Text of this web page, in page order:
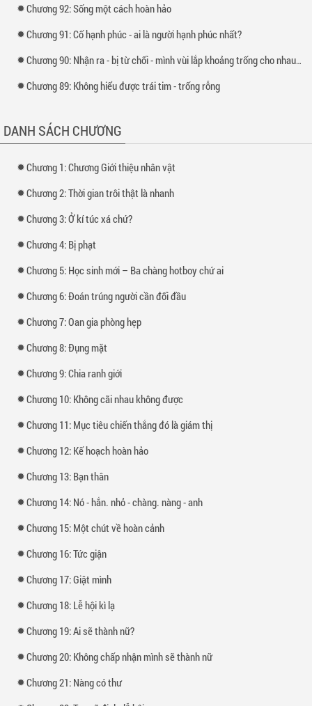
Chương 92: Sống một cách hoàn hảo
Chương 91: Cố hạnh phúc - ai là người hạnh phúc nhất?
Chương 90: Nhận ra - bị từ chối - mình vùi lắp khoảng trống cho nhau nhé
Chương 89: Không hiểu được trái tim - trống rỗng
DANH SÁCH CHƯƠNG
Chương 1: Chương Giới thiệu nhân vật
Chương 2: Thời gian trôi thật là nhanh
Chương 3: Ở kí túc xá chứ?
Chương 4: Bị phạt
Chương 5: Học sinh mới – Ba chàng hotboy chứ ai
Chương 6: Đoán trúng người cần đối đầu
Chương 7: Oan gia phòng hẹp
Chương 8: Đụng mặt
Chương 9: Chia ranh giới
Chương 10: Không cãi nhau không được
Chương 11: Mục tiêu chiến thắng đó là giám thị
Chương 12: Kế hoạch hoàn hảo
Chương 13: Bạn thân
Chương 14: Nó - hắn. nhỏ - chàng. nàng - anh
Chương 15: Một chút về hoàn cảnh
Chương 16: Tức giận
Chương 17: Giật mình
Chương 18: Lễ hội kì lạ
Chương 19: Ai sẽ thành nữ?
Chương 20: Không chấp nhận mình sẽ thành nữ
Chương 21: Nàng có thư